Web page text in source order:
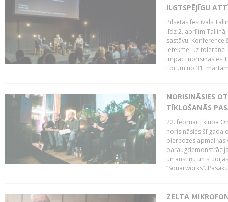
ILGTSPĒJĪGU
Pilsētas festivāls
līdz 2. aprīlim
sastāvu.
ietekmei uz
Impact norisināsies
Forum no 31.
NORISINĀSIES
TĪKLOŠANĀS
22. februārī, klubā
norisināsies šī gada
pieredzes apmaiņas
un austiņu un
“Sonarworks”.
ZELTA